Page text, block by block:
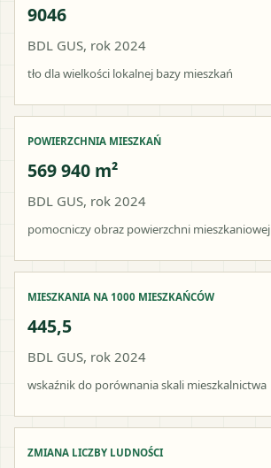
9046
BDL GUS, rok 2024
tło dla wielkości lokalnej bazy mieszkań
POWIERZCHNIA MIESZKAŃ
569 940 m²
BDL GUS, rok 2024
pomocniczy obraz powierzchni mieszkaniowej
MIESZKANIA NA 1000 MIESZKAŃCÓW
445,5
BDL GUS, rok 2024
wskaźnik do porównania skali mieszkalnictwa
ZMIANA LICZBY LUDNOŚCI